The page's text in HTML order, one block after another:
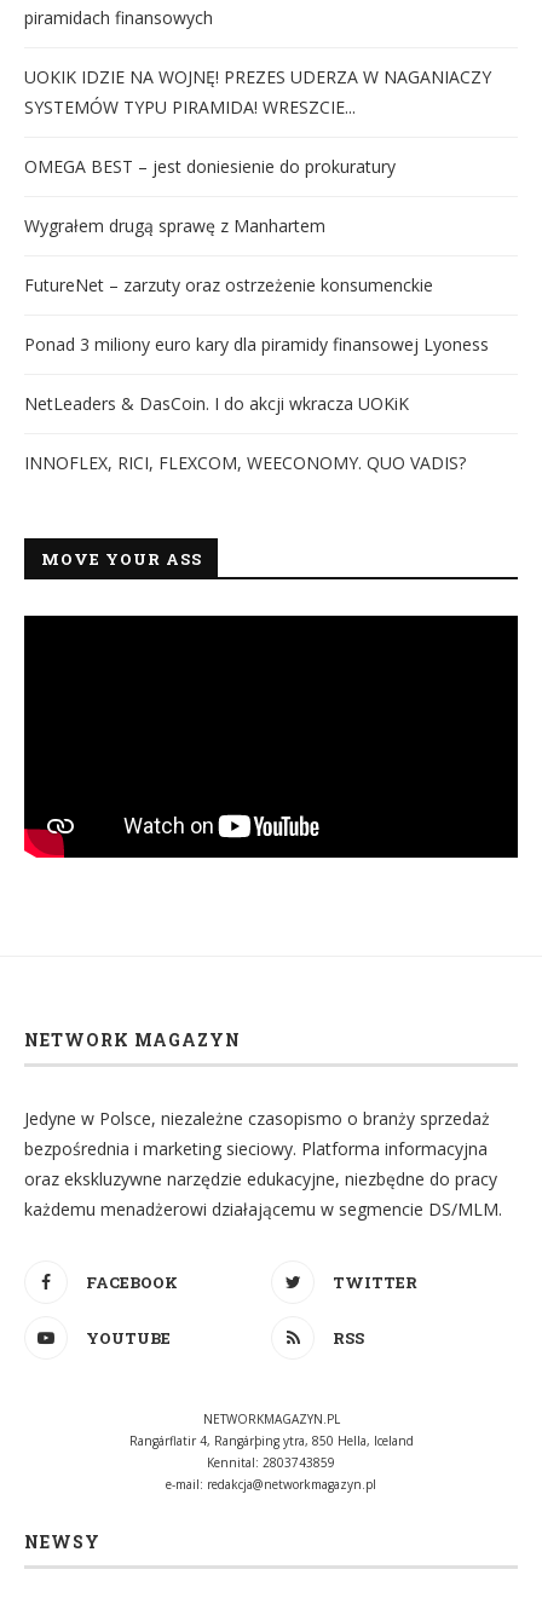
piramidach finansowych
UOKIK IDZIE NA WOJNĘ! PREZES UDERZA W NAGANIACZY
SYSTEMÓW TYPU PIRAMIDA! WRESZCIE...
OMEGA BEST – jest doniesienie do prokuratury
Wygrałem drugą sprawę z Manhartem
FutureNet – zarzuty oraz ostrzeżenie konsumenckie
Ponad 3 miliony euro kary dla piramidy finansowej Lyoness
NetLeaders & DasCoin. I do akcji wkracza UOKiK
INNOFLEX, RICI, FLEXCOM, WEECONOMY. QUO VADIS?
MOVE YOUR ASS
NETWORK MAGAZYN
Jedyne w Polsce, niezależne czasopismo o branży sprzedaż
bezpośrednia i marketing sieciowy. Platforma informacyjna
oraz ekskluzywne narzędzie edukacyjne, niezbędne do pracy
każdemu menadżerowi działającemu w segmencie DS/MLM.
FACEBOOK TWITTER
YOUTUBE RSS
NETWORKMAGAZYN.PL
Rangárflatir 4, Rangárþing ytra, 850 Hella, Iceland
Kennital: 2803743859
e-mail: redakcja@networkmagazyn.pl
NEWSY